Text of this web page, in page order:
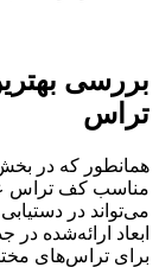
بررسی
تراس
همانطور که در
مناسب کف تراس
می‌تواند در
ابعاد ارائه‌شده در
برای تراس‌های